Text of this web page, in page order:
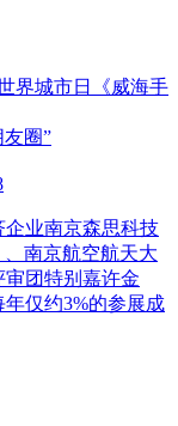
界城市日《威海手
圈”
业南京森思科技
南京航空航天大
团特别嘉许金
仅约3%的参展成